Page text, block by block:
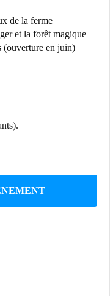
de la ferme
et la forêt magique
(ouverture en juin)